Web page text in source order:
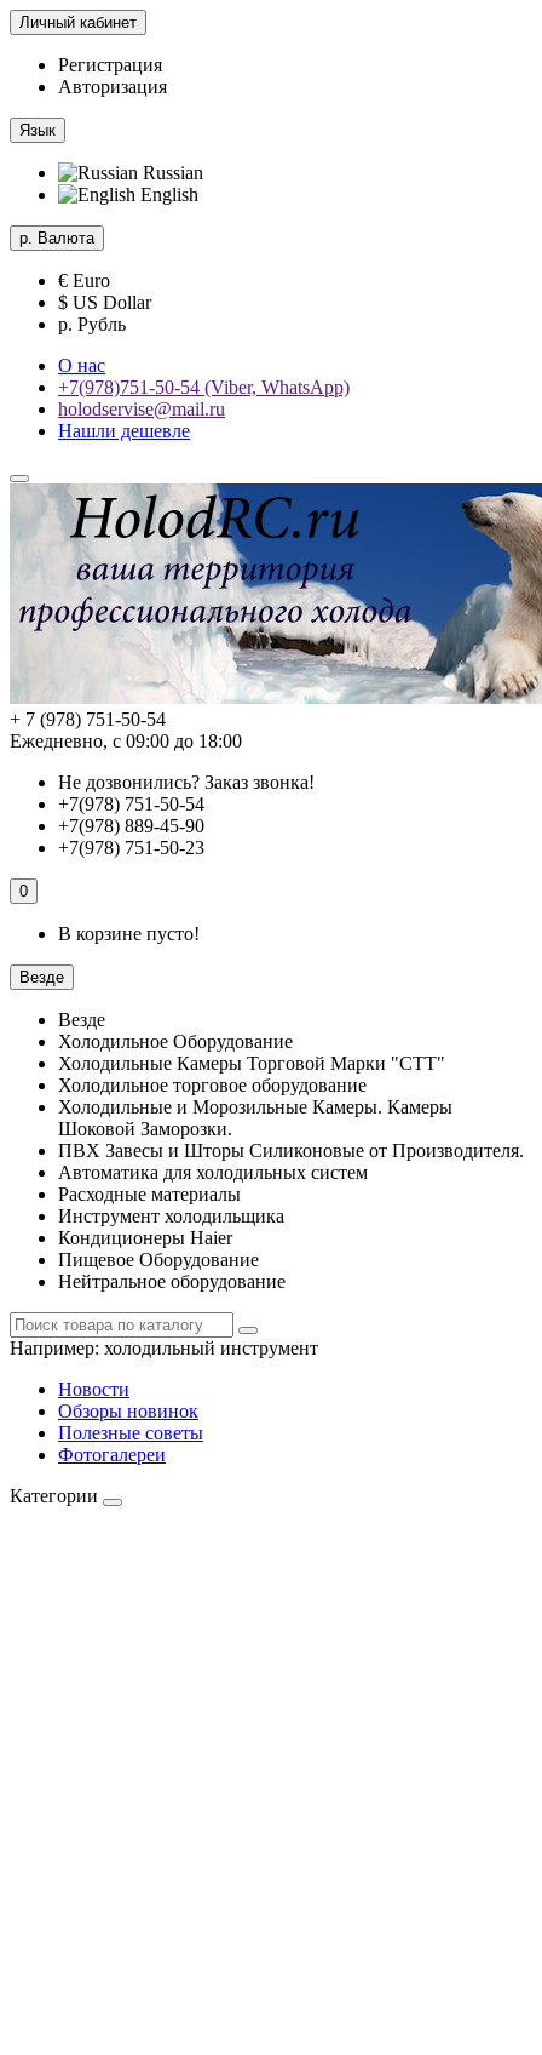
Личный кабинет
Регистрация
Авторизация
Язык
Russian
English
р. Валюта
€ Euro
$ US Dollar
р. Рубль
О нас
+7(978)751-50-54 (Viber, WhatsApp)
holodservise@mail.ru
Нашли дешевле
+ 7 (978) 751-50-54
Ежедневно, с 09:00 до 18:00
Не дозвонились? Заказ звонка!
+7(978) 751-50-54
+7(978) 889-45-90
+7(978) 751-50-23
0
В корзине пусто!
Везде
Везде
Холодильное Оборудование
Холодильные Камеры Торговой Марки "СТТ"
Холодильное торговое оборудование
Холодильные и Морозильные Камеры. Камеры
Шоковой Заморозки.
ПВХ Завесы и Шторы Силиконовые от Производителя.
Автоматика для холодильных систем
Расходные материалы
Инструмент холодильщика
Кондиционеры Haier
Пищевое Оборудование
Нейтральное оборудование
Например: холодильный инструмент
Новости
Обзоры новинок
Полезные советы
Фотогалереи
Категории